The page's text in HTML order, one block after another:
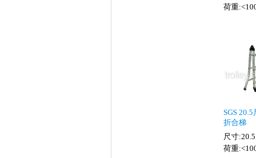
荷重
SGS
折合梯
尺寸:20.5
荷重